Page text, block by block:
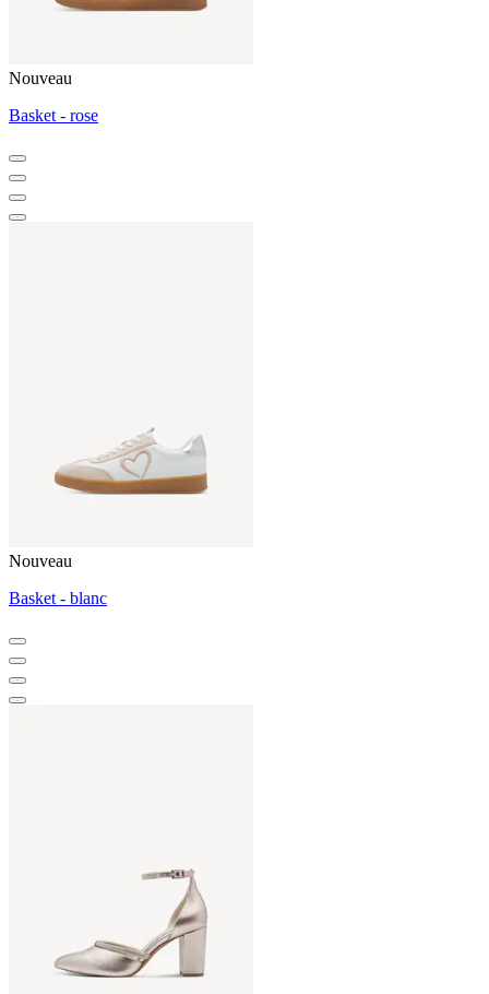
Nouveau
Basket - rose
Nouveau
Basket - blanc